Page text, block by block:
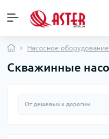
Насосное оборудование
Скважинные